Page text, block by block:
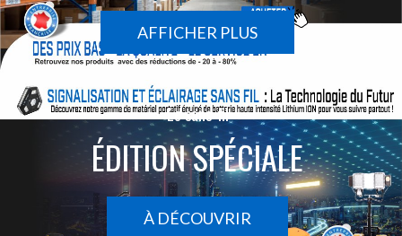
AFFICHER PLUS
Le sans-fil
ÉDITION SPÉCIALE
À DÉCOUVRIR